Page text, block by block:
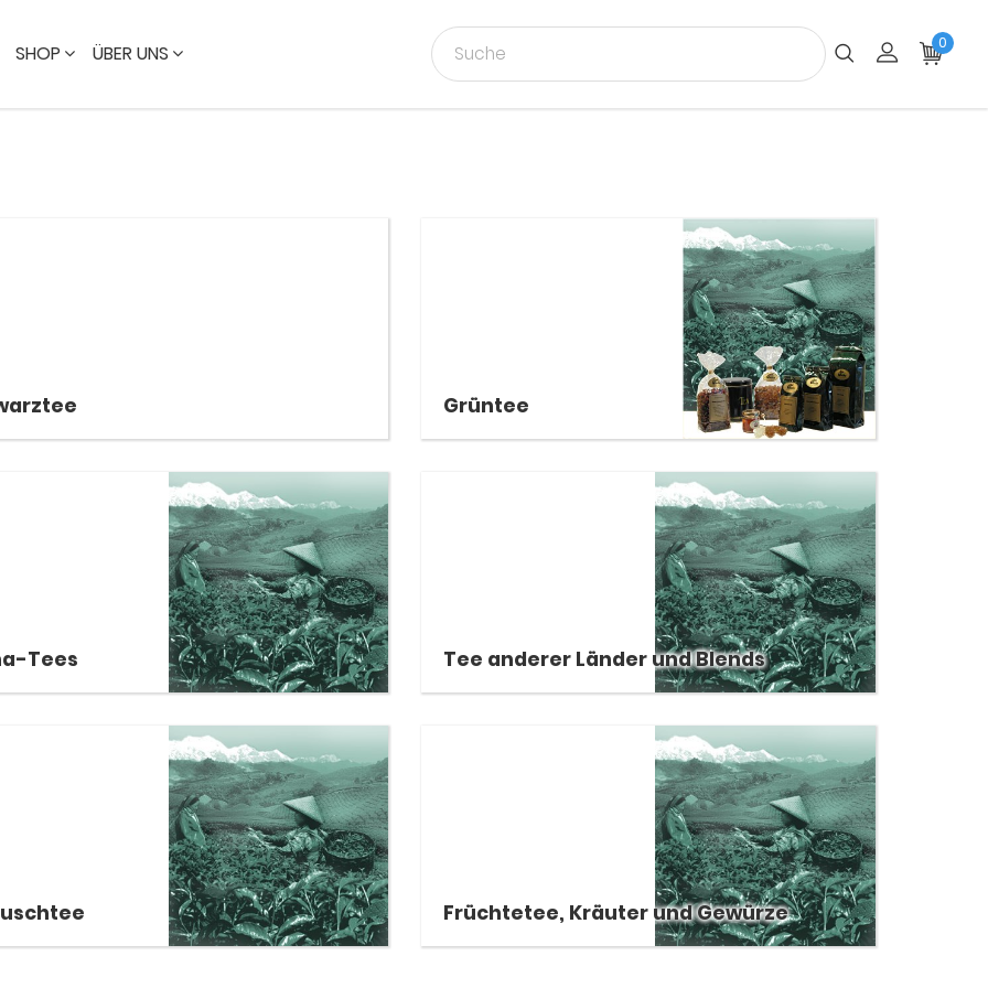
SHOP ÜBER UNS 0
Grüntee
Tees Tee anderer Länder und Blends
Früchtetee, Kräuter und Gewürze